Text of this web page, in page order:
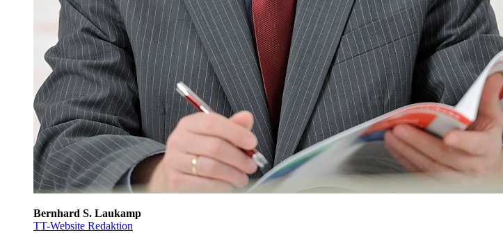
Bernhard S. Laukamp
TT-Website Redaktion